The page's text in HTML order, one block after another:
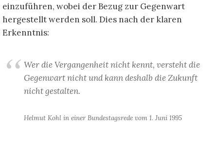
einzuführen, wobei der Bezug zur Gegenwart
hergestellt werden soll. Dies nach der klaren
Erkenntnis:
Wer die Vergangenheit nicht kennt, versteht die
Gegenwart nicht und kann deshalb die Zukunft
nichtgestalten.
Helmut Kohl in einer Bundestagsrede vom 1. Juni 1995